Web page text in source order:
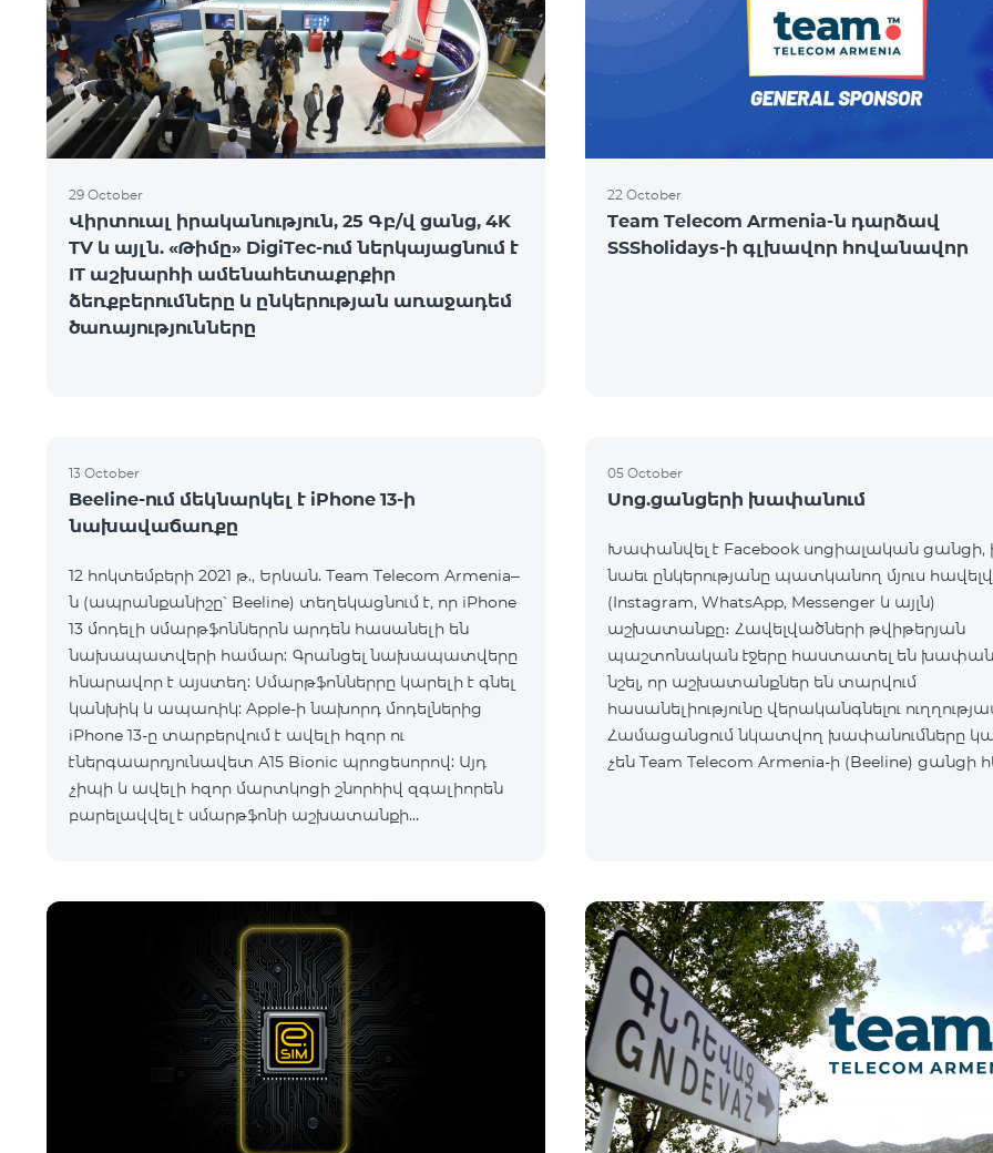
29 October
Վիրտուալ իրականություն, 25 Գբ/վ ցանց, 4K
TV և այլն. «Թիմը» DigiTec-ում ներկայացնում է
IT աշխարհի ամենահետաքրքիր
ձեռքբերումները և ընկերության առաջադեմ
ծառայությունները
22 October
Team Telecom Armenia-ն դարձավ
SSSholidays-ի գլխավոր հովանավոր
13 October
Beeline-ում մեկնարկել է iPhone 13-ի
նախավաճառքը
12 հոկտեմբերի 2021 թ., Երևան. Team Telecom Armenia–
ն (ապրանքանիշը՝ Beeline) տեղեկացնում է, որ iPhone
13 մոդելի սմարթֆոններրն արդեն հասանելի են
նախապատվերի համար: Գրանցել նախապատվերը
հնարավոր է այստեղ: Սմարթֆոններրը կարելի է գնել
կանխիկ և ապառիկ: Apple-ի նախորդ մոդելներից
iPhone 13-ը տարբերվում է ավելի հզոր ու
էներգաարդյունավետ A15 Bionic պրոցեսորով: Այդ
չիպի և ավելի հզոր մարտկոցի շնորհիվ զգալիորեն
բարելավվել է սմարթֆոնի աշխատանքի
05 October
Սոց.ցանցերի խափանում
Խափանվել է Facebook սոցիալական ցանցի,
նաեւ ընկերությանը պատկանող մյուս
(Instagram, WhatsApp, Messenger և այլն)
աշխատանքը։ Հավելվածների թվիթերյան
պաշտոնական էջերը հաստատել են
նշել, որ աշխատանքներ են տարվում
հասանելիությունը վերականգնելու
Համացանցում նկատվող խափանումները
չեն Team Telecom Armenia-ի (Beeline) ցանցի